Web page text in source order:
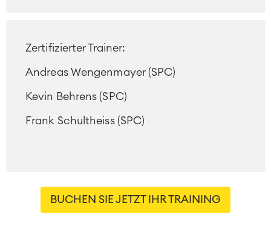
Artificial Intelligence
Atlassian Backup & Restore
ÜBER UNS
■
Zertifizierter Trainer:
Andreas Wengenmayer (SPC)
Kevin Behrens (SPC)
Frank Schultheiss (SPC)
BUCHEN SIE JETZT IHR TRAINING